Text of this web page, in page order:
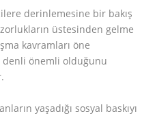
derinlemesine bir bakış
üstesinden gelme
kavramları öne
denli önemli olduğunu
yaşadığı sosyal baskıyı